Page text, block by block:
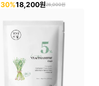
30%18,200원26,000원